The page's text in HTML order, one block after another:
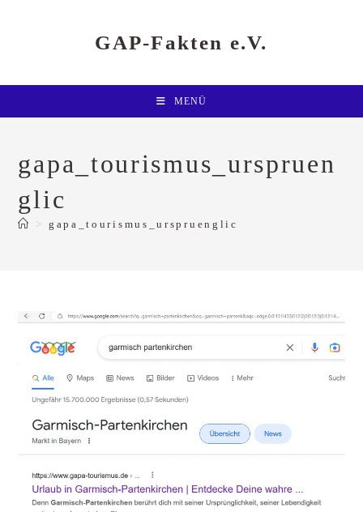
GAP-Fakten e.V.
MENÜ
gapa_tourismus_urspruen
glic
> gapa_tourismus_urspruenglic